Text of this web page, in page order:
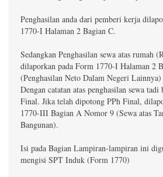
Penghasilan anda dari pemberi kerja
1770-I Halaman 2 Bagian C.
Sedangkan Penghasilan sewa atas rumah
dilaporkan pada Form 1770-I Halaman 2
(Penghasilan Neto Dalam Negeri
Dengan catatan atas penghasilan sewa
Final. Jika telah dipotong PPh Final,
1770-III Bagian A Nomor 9 (Sewa atas
Bangunan).
Isi pada Bagian Lampiran-lampiran ini
mengisi SPT Induk (Form 1770)